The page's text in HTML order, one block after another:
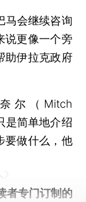
会继续咨询
说更像一个旁
助伊拉克政府
（Mitch
是简单地介绍
要做什么，他
者专门订制的